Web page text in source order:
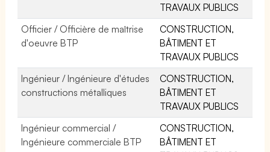
TRAVAUX PUBLICS
Officier / Officière de maîtrise
d'oeuvre BTP
CONSTRUCTION,
BÂTIMENT ET
TRAVAUX PUBLICS
Ingénieur / Ingénieure d'études
constructions métalliques
CONSTRUCTION,
BÂTIMENT ET
TRAVAUX PUBLICS
Ingénieur commercial /
Ingénieure commerciale BTP
CONSTRUCTION,
BÂTIMENT ET